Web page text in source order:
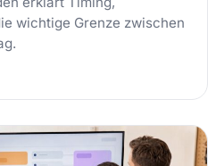
wichtige Grenze zwischen